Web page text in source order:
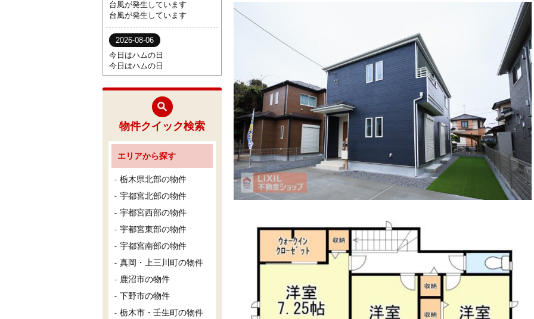
物件クイック検索
エリアから探す
栃木県北部の物件
宇都宮北部の物件
宇都宮西部の物件
宇都宮東部の物件
宇都宮南部の物件
真岡・上三川町の物件
鹿沼市の物件
下野市の物件
栃木市・壬生町の物件